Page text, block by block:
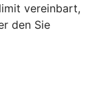
vereinbart,
den Sie